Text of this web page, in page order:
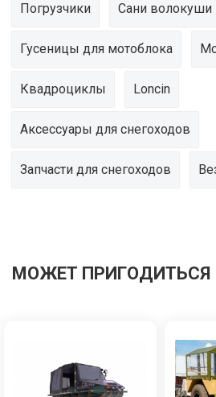
Погрузчики Сани волокуши
Гусеницы для мотоблока
Квадроциклы Loncin
Аксессуары для снегоходов
Запчасти для снегоходов
МОЖЕТ ПРИГОДИТЬСЯ